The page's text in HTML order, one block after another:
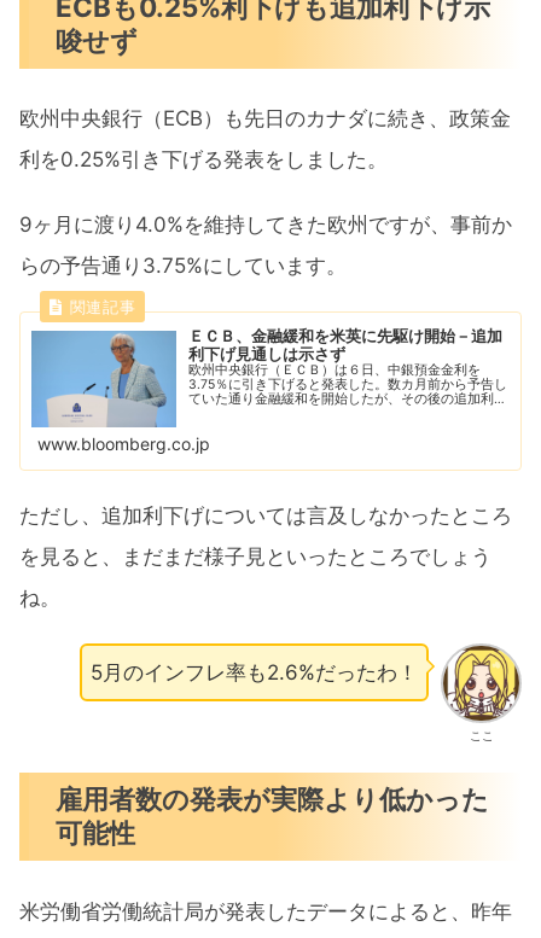
唆せず
欧州中央銀行（ECB）も先日のカナダに続き、政策金
利を0.25%引き下げる発表をしました。
9ヶ月に渡り4.0%を維持してきた欧州ですが、事前か
らの予告通り3.75%にしています。
ＥＣＢ、金融緩和を米英に先駆け開始－追加
利下げ見通しは示さず
欧州中央銀行（ＥＣＢ）は６日、中銀預金金利を
3.75％に引き下げると発表した。数カ月前から予告し
ていた通り金融緩和を開始したが、その後の追加利下
www.bloomberg.co.jp
ただし、追加利下げについては言及しなかったところ
を見ると、まだまだ様子見といったところでしょう
ね。
ここ
5月のインフレ率も2.6%だったわ！
雇用者数の発表が実際より低かった
可能性
米労働省労働統計局が発表したデータによると、昨年